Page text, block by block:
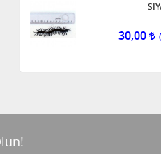
30,00